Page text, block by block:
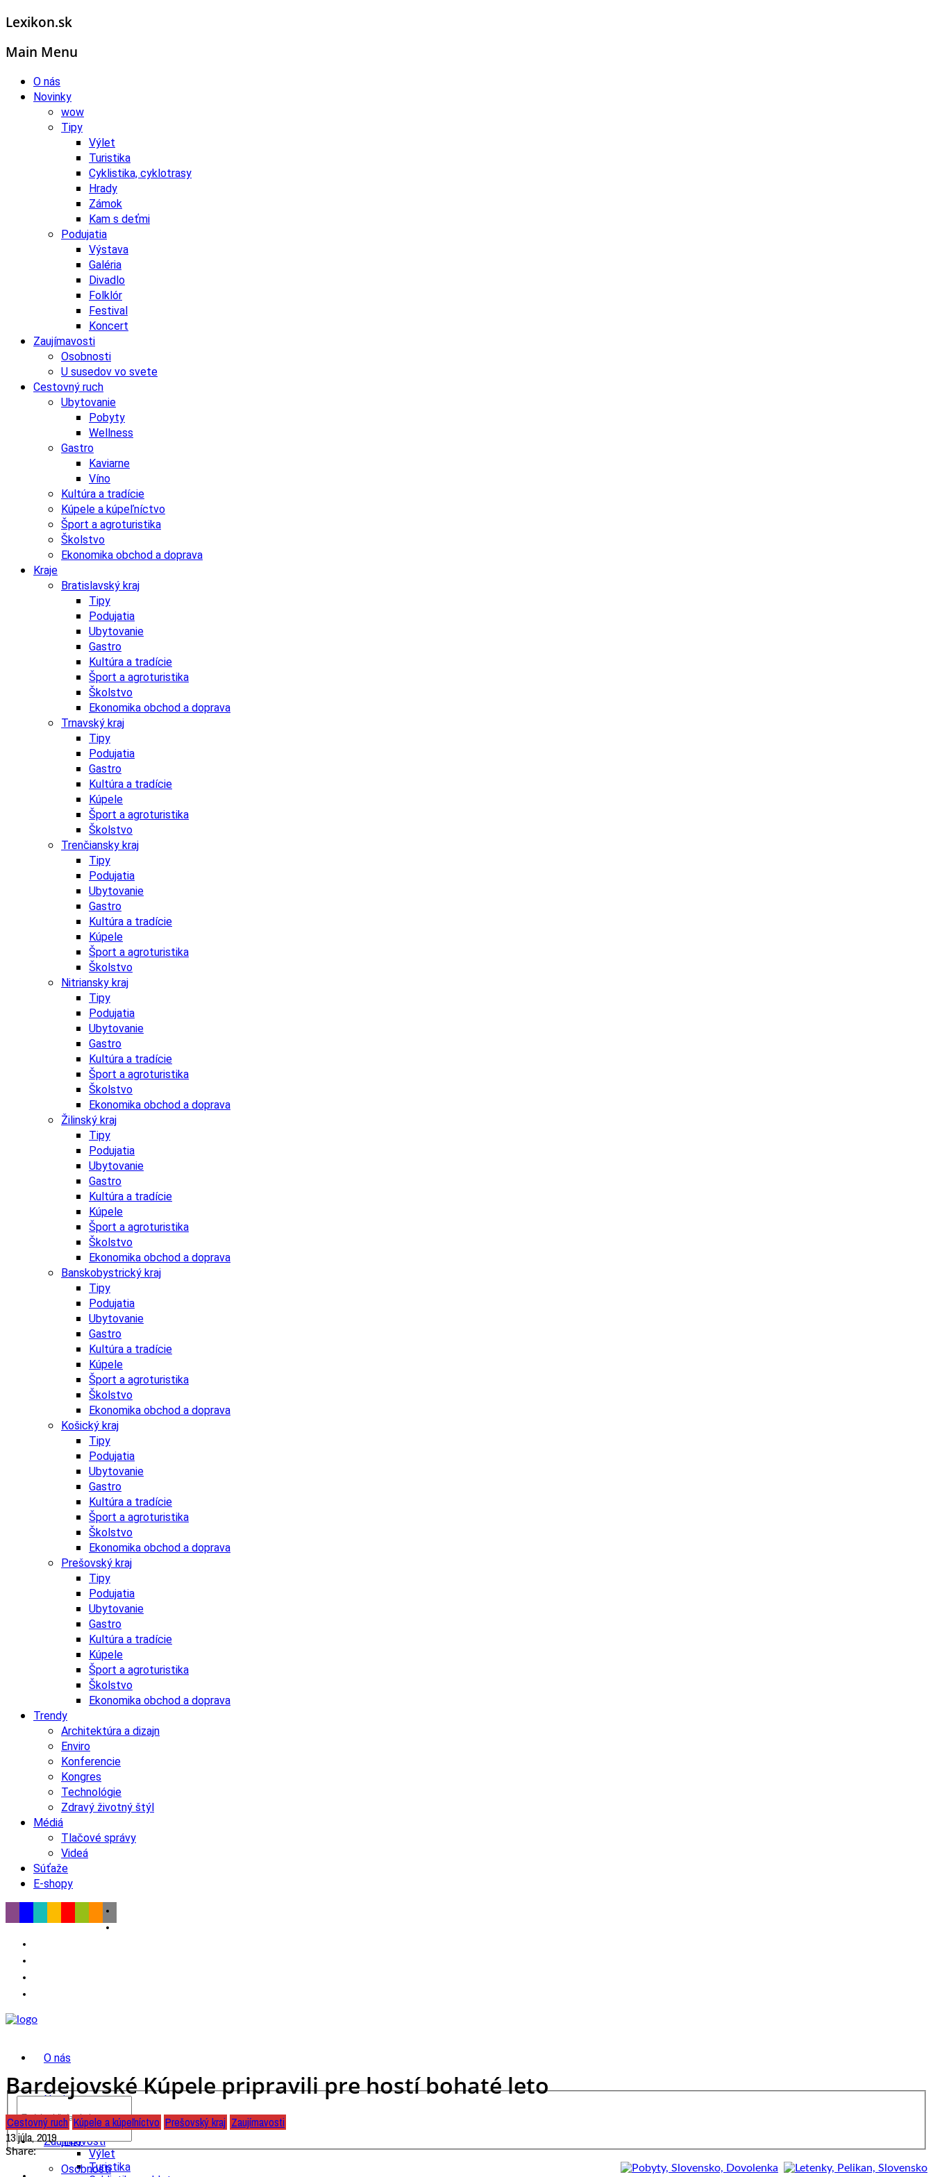
Lexikon.sk
Main Menu
O nás
Novinky
wow
Tipy
Výlet
Turistika
Cyklistika, cyklotrasy
Hrady
Zámok
Kam s deťmi
Podujatia
Výstava
Galéria
Divadlo
Folklór
Festival
Koncert
Zaujímavosti
Osobnosti
U susedov vo svete
Cestovný ruch
Ubytovanie
Pobyty
Wellness
Gastro
Kaviarne
Víno
Kultúra a tradície
Kúpele a kúpeľníctvo
Šport a agroturistika
Školstvo
Ekonomika obchod a doprava
Kraje
Bratislavský kraj
Tipy
Podujatia
Ubytovanie
Gastro
Kultúra a tradície
Šport a agroturistika
Školstvo
Ekonomika obchod a doprava
Trnavský kraj
Tipy
Podujatia
Gastro
Kultúra a tradície
Kúpele
Šport a agroturistika
Školstvo
Trenčiansky kraj
Tipy
Podujatia
Ubytovanie
Gastro
Kultúra a tradície
Kúpele
Šport a agroturistika
Školstvo
Nitriansky kraj
Tipy
Podujatia
Ubytovanie
Gastro
Kultúra a tradície
Šport a agroturistika
Školstvo
Ekonomika obchod a doprava
Žilinský kraj
Tipy
Podujatia
Ubytovanie
Gastro
Kultúra a tradície
Kúpele
Šport a agroturistika
Školstvo
Ekonomika obchod a doprava
Banskobystrický kraj
Tipy
Podujatia
Ubytovanie
Gastro
Kultúra a tradície
Kúpele
Šport a agroturistika
Školstvo
Ekonomika obchod a doprava
Košický kraj
Tipy
Podujatia
Ubytovanie
Gastro
Kultúra a tradície
Šport a agroturistika
Školstvo
Ekonomika obchod a doprava
Prešovský kraj
Tipy
Podujatia
Ubytovanie
Gastro
Kultúra a tradície
Kúpele
Šport a agroturistika
Školstvo
Ekonomika obchod a doprava
Trendy
Architektúra a dizajn
Enviro
Konferencie
Kongres
Technológie
Zdravý životný štýl
Médiá
Tlačové správy
Videá
Súťaže
E-shopy
O nás
Novinky
wow
Tipy
Výlet
Turistika
Zaujímavosti
Osobnosti
Bardejovské Kúpele pripravili pre hostí bohaté leto
Cestovný ruch Kúpele a kúpeľníctvo Prešovský kraj Zaujímavosti
13 júla, 2019
Share: